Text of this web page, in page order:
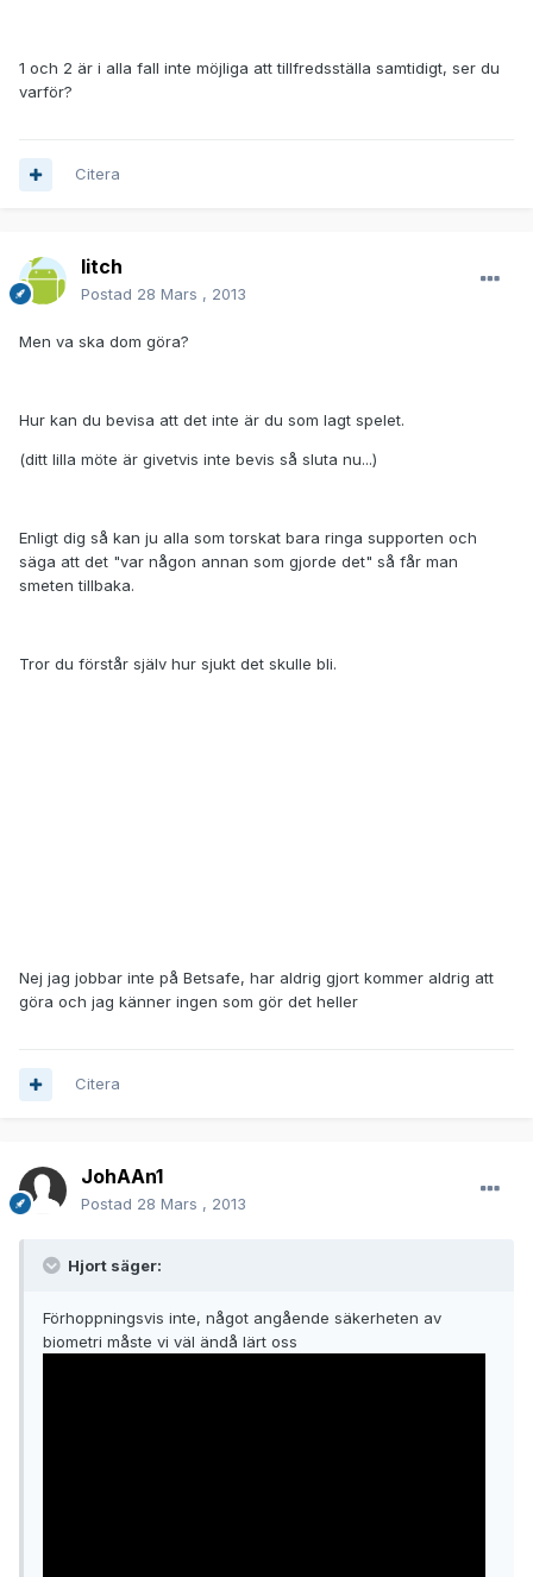
1 och 2 är i alla fall inte möjliga att tillfredsställa samtidigt, ser du
varför?
Citera
litch
Postad 28 Mars , 2013
Men va ska dom göra?
Hur kan du bevisa att det inte är du som lagt spelet.
(ditt lilla möte är givetvis inte bevis så sluta nu...)
Enligt dig så kan ju alla som torskat bara ringa supporten och
säga att det "var någon annan som gjorde det" så får man
smeten tillbaka.
Tror du förstår själv hur sjukt det skulle bli.
Nej jag jobbar inte på Betsafe, har aldrig gjort kommer aldrig att
göra och jag känner ingen som gör det heller
Citera
JohAAn1
Postad 28 Mars , 2013
Hjort säger:
Förhoppningsvis inte, något angående säkerheten av
biometri måste vi väl ändå lärt oss